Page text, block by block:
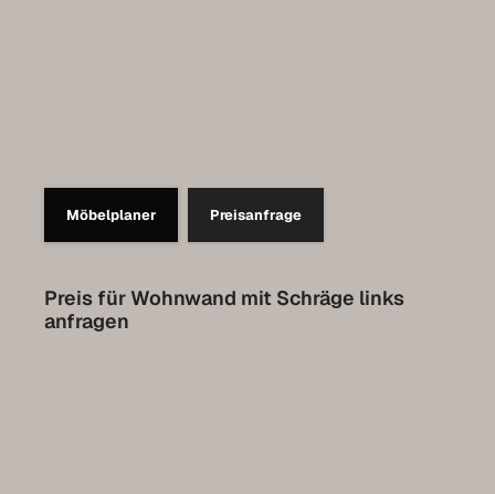
Möbelplaner Preisanfrage
Preis für Wohnwand mit Schräge links
anfragen